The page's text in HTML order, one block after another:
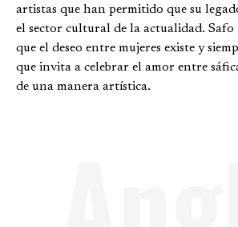
artistas que han permitido que su
el sector cultural de la actualidad. Safo
que el deseo entre mujeres existe y
que invita a celebrar el amor entre
de una manera artística.